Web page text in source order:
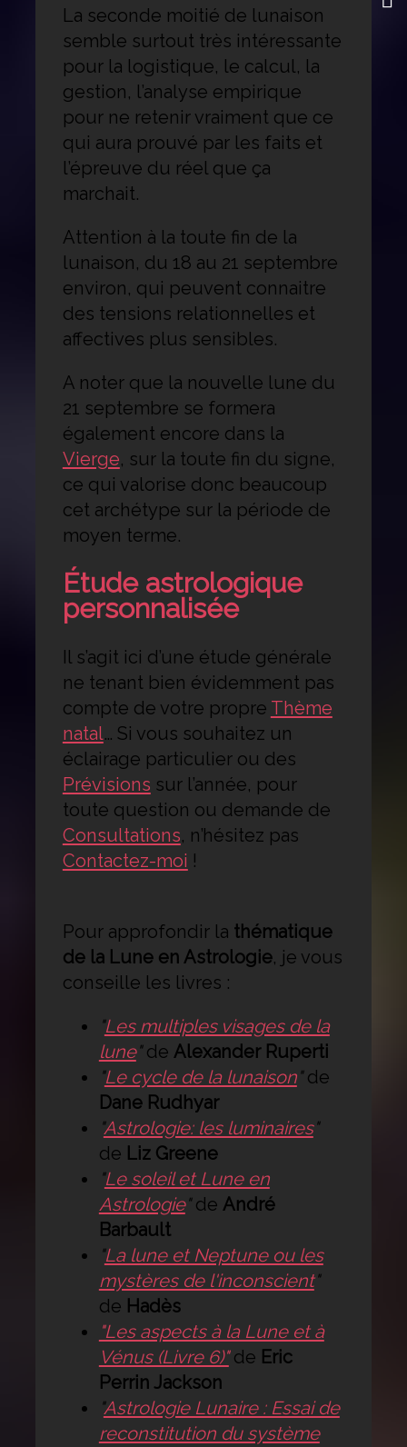
La seconde moitié de lunaison
semble surtout très intéressante
pour la logistique, le calcul, la
gestion, l’analyse empirique
pour ne retenir vraiment que ce
qui aura prouvé par les faits et
l’épreuve du réel que ça
marchait.
Attention à la toute fin de la
lunaison, du 18 au 21 septembre
environ, qui peuvent connaitre
des tensions relationnelles et
affectives plus sensibles.
A noter que la nouvelle lune du
21 septembre se formera
également encore dans la
Vierge, sur la toute fin du signe,
ce qui valorise donc beaucoup
cet archétype sur la période de
moyen terme.
Étude astrologique
personnalisée
Il s’agit ici d’une étude générale
ne tenant bien évidemment pas
compte de votre propre Thème
natal… Si vous souhaitez un
éclairage particulier ou des
Prévisions sur l’année, pour
toute question ou demande de
Consultations, n’hésitez pas
Contactez-moi !
Pour approfondir la thématique
de la Lune en Astrologie, je vous
conseille les livres :
"Les multiples visages de la
lune"de Alexander Ruperti
"Le cycle de la lunaison"de
Dane Rudhyar
"Astrologie: les luminaires"
de Liz Greene
"Le soleil et Lune en
Astrologie"de André
Barbault
"La lune et Neptune ou les
mystères de l'inconscient"
de Hadès
"Les aspects à la Lune et à
Vénus (Livre 6)"de Eric
Perrin Jackson
"Astrologie Lunaire : Essai de
reconstitution du système